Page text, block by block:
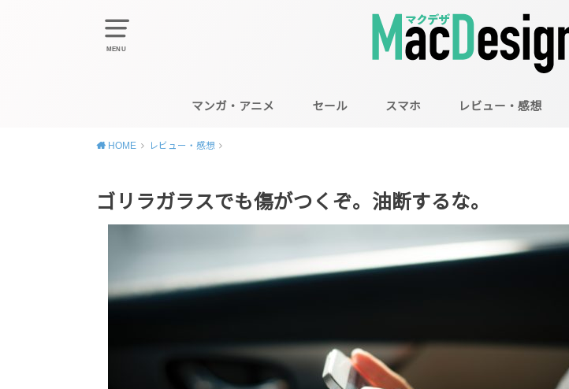
MENU
マンガ・アニメ セール スマホ レビュー・感想
HOME レビュー・感想
ゴリラガラスでも傷がつくぞ。油断するな。